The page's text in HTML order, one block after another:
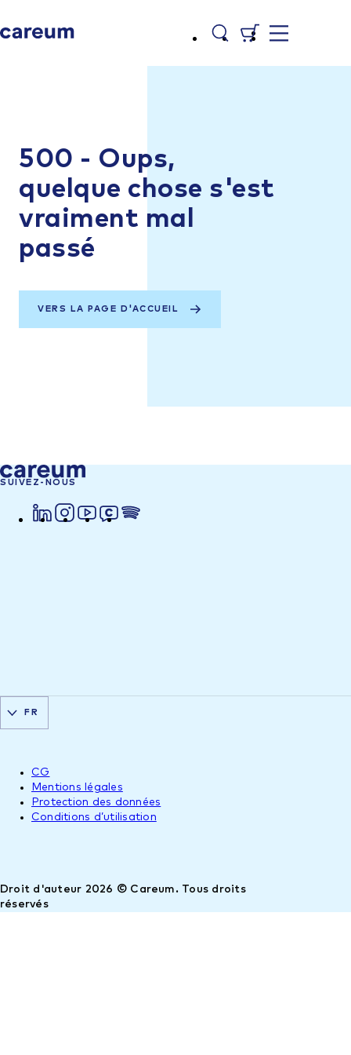
500 - Oups,
quelque chose s'est
vraiment mal
passé
VERS LA PAGE D'ACCUEIL
SUIVEZ-NOUS
Droit d'auteur 2026 © Careum. Tous droits
réservés
CG
Mentions légales
Protection des données
Conditions d’utilisation
FR